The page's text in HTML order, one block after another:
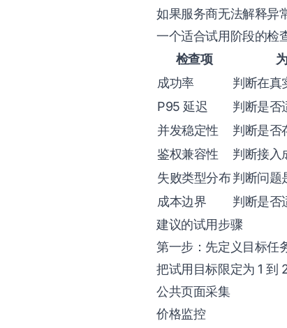
如果服务商无法解释异
一个适合试用阶段的检
检查项
成功率
判断在真
P95 延迟
判断是否
并发稳定性
判断是否
鉴权兼容性
判断接入
失败类型分布判断问题
成本边界
判断是否
建议的试用步骤
第一步：先定义目标任
把试用目标限定为 1 到
公共页面采集
价格监控